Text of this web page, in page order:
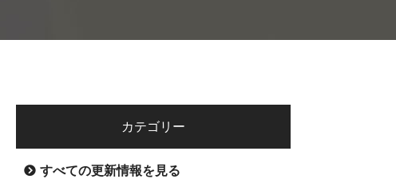
カテゴリー
すべての更新情報を見る